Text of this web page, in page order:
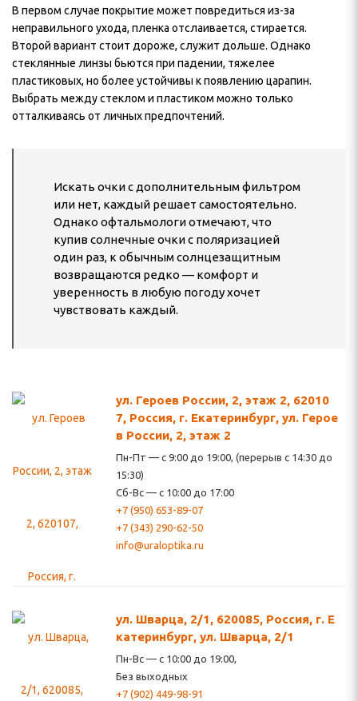
В первом случае покрытие может повредиться из-за
неправильного ухода, пленка отслаивается, стирается.
Второй вариант стоит дороже, служит дольше. Однако
стеклянные линзы бьются при падении, тяжелее
пластиковых, но более устойчивы к появлению царапин.
Выбрать между стеклом и пластиком можно только
отталкиваясь от личных предпочтений.
Искать очки с дополнительным фильтром
или нет, каждый решает самостоятельно.
Однако офтальмологи отмечают, что
купив солнечные очки с поляризацией
один раз, к обычным солнцезащитным
возвращаются редко — комфорт и
уверенность в любую погоду хочет
чувствовать каждый.
ул. Героев России, 2, этаж 2, 62010
7, Россия, г. Екатеринбург, ул. Герое
в России, 2, этаж 2
Пн-Пт — с 9:00 до 19:00, (перерыв с 14:30 до
15:30)
Сб-Вс — с 10:00 до 17:00
+7 (950) 653-89-07
+7 (343) 290-62-50
info@uraloptika.ru
ул. Шварца, 2/1, 620085, Россия, г. Е
катеринбург, ул. Шварца, 2/1
Пн-Вс — с 10:00 до 19:00,
Без выходных
+7 (902) 449-98-91